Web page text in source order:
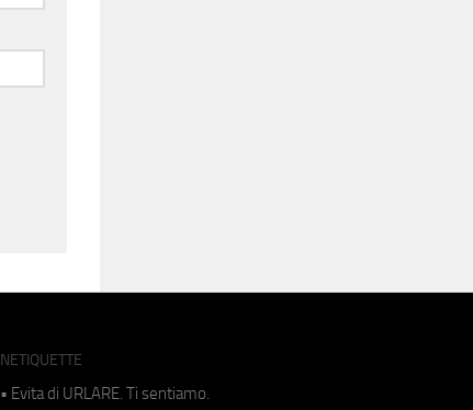
NETIQUETTE
• Evita di URLARE. Ti sentiamo.